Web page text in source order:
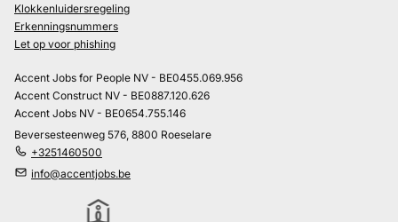
Klokkenluidersregeling
Erkenningsnummers
Let op voor phishing
Accent Jobs for People NV - BE0455.069.956
Accent Construct NV - BE0887.120.626
Accent Jobs NV - BE0654.755.146
Beversesteenweg 576, 8800 Roeselare
+3251460500
info@accentjobs.be